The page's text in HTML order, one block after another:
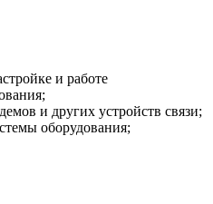
и работе
и других устройств связи;
оборудования;